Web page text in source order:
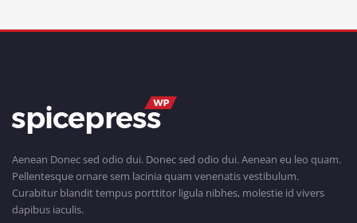
Aenean Donec sed odio dui. Donec sed odio dui. Aenean eu leo quam.
Pellentesque ornare sem lacinia quam venenatis vestibulum.
Curabitur blandit tempus porttitor ligula nibhes, molestie id vivers
dapibus iaculis.